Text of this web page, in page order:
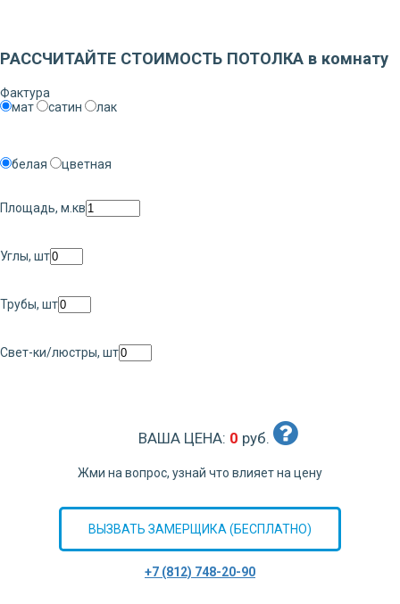
РАССЧИТАЙТЕ СТОИМОСТЬ ПОТОЛКА в комнату
Фактура
мат
сатин лак
белая цветная
Площадь, м.кв
Углы, шт
Трубы, шт
Свет-ки/люстры, шт
ВАША ЦЕНА: 0 руб.
Жми на вопрос, узнай что влияет на цену
ВЫЗВАТЬ ЗАМЕРЩИКА (БЕСПЛАТНО)
+7 (812) 748-20-90